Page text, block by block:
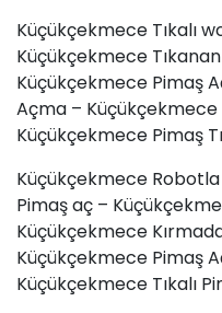
Küçükçekmece Tıkalı
Küçükçekmece
Küçükçekmece Pimaş
Açma – Küçükçekmece
Küçükçekmece Pimaş
Küçükçekmece
Pimaş aç –
Küçükçekmece
Küçükçekmece Pimaş
Küçükçekmece Tıkalı